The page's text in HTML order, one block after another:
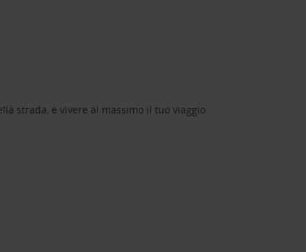
strada, e vivere al massimo il tuo viaggio.